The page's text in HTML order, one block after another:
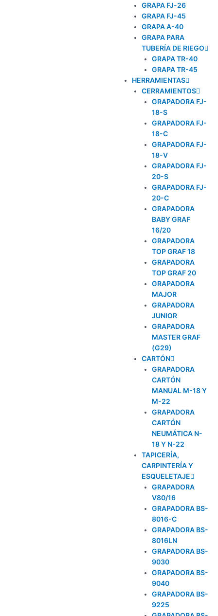
GRAPA FJ-26
GRAPA FJ-45
GRAPA A-40
GRAPA PARA
TUBERÍA DE RIEGO
GRAPA TR-40
GRAPA TR-45
HERRAMIENTAS
CERRAMIENTOS
GRAPADORA FJ-
18-S
GRAPADORA FJ-
18-C
GRAPADORA FJ-
18-V
GRAPADORA FJ-
20-S
GRAPADORA FJ-
20-C
GRAPADORA
BABY GRAF
16/20
GRAPADORA
TOP GRAF 18
GRAPADORA
TOP GRAF 20
GRAPADORA
MAJOR
GRAPADORA
JUNIOR
GRAPADORA
MASTER GRAF
(G29)
CARTÓN
GRAPADORA
CARTÓN
MANUAL M-18 Y
M-22
GRAPADORA
CARTÓN
NEUMÁTICA N-
18 Y N-22
TAPICERÍA,
CARPINTERÍA Y
ESQUELETAJE
GRAPADORA
V80/16
GRAPADORA BS-
8016-C
GRAPADORA BS-
8016LN
GRAPADORA BS-
9030
GRAPADORA BS-
9040
GRAPADORA BS-
9225